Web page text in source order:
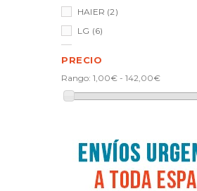
HAIER (2)
LG (6)
PRECIO
Rango: 1,00€ - 142,00€